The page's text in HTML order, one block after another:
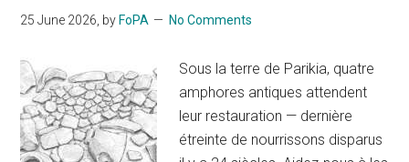
25 June 2026, by FoPA No Comments
Sous la terre de Parikia, quatre
amphores antiques attendent
leur restauration — dernière
étreinte de nourrissons disparus